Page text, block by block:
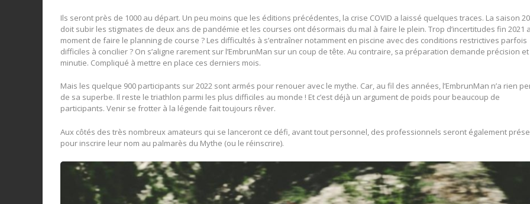
Ils seront près de 1000 au départ. Un peu moins que les éditions précédentes, la crise COVID a laissé quelques traces. La saison
doit subir les stigmates de deux ans de pandémie et les courses ont désormais du mal à faire le plein. Trop d’incertitudes fin 2021
moment de faire le planning de course ? Les difficultés à s’entraîner notamment en piscine avec des conditions restrictives parfois
difficiles à concilier ? On s’aligne rarement sur l’EmbrunMan sur un coup de tête. Au contraire, sa préparation demande précision et
minutie. Compliqué à mettre en place ces derniers mois.
Mais les quelque 900 participants sur 2022 sont armés pour renouer avec le mythe. Car, au fil des années, l’EmbrunMan n’a rien
de sa superbe. Il reste le triathlon parmi les plus difficiles au monde ! Et c’est déjà un argument de poids pour beaucoup de
participants. Venir se frotter à la légende fait toujours rêver.
Aux côtés des très nombreux amateurs qui se lanceront ce défi, avant tout personnel, des professionnels seront également
pour inscrire leur nom au palmarès du Mythe (ou le réinscrire).